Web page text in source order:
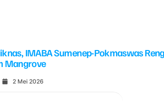
IMABA Sumenep-Pokmaswas
Mangrove
2 Mei 2026